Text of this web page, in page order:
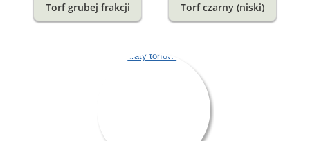
Torf grubej frakcji Torf czarny (niski)